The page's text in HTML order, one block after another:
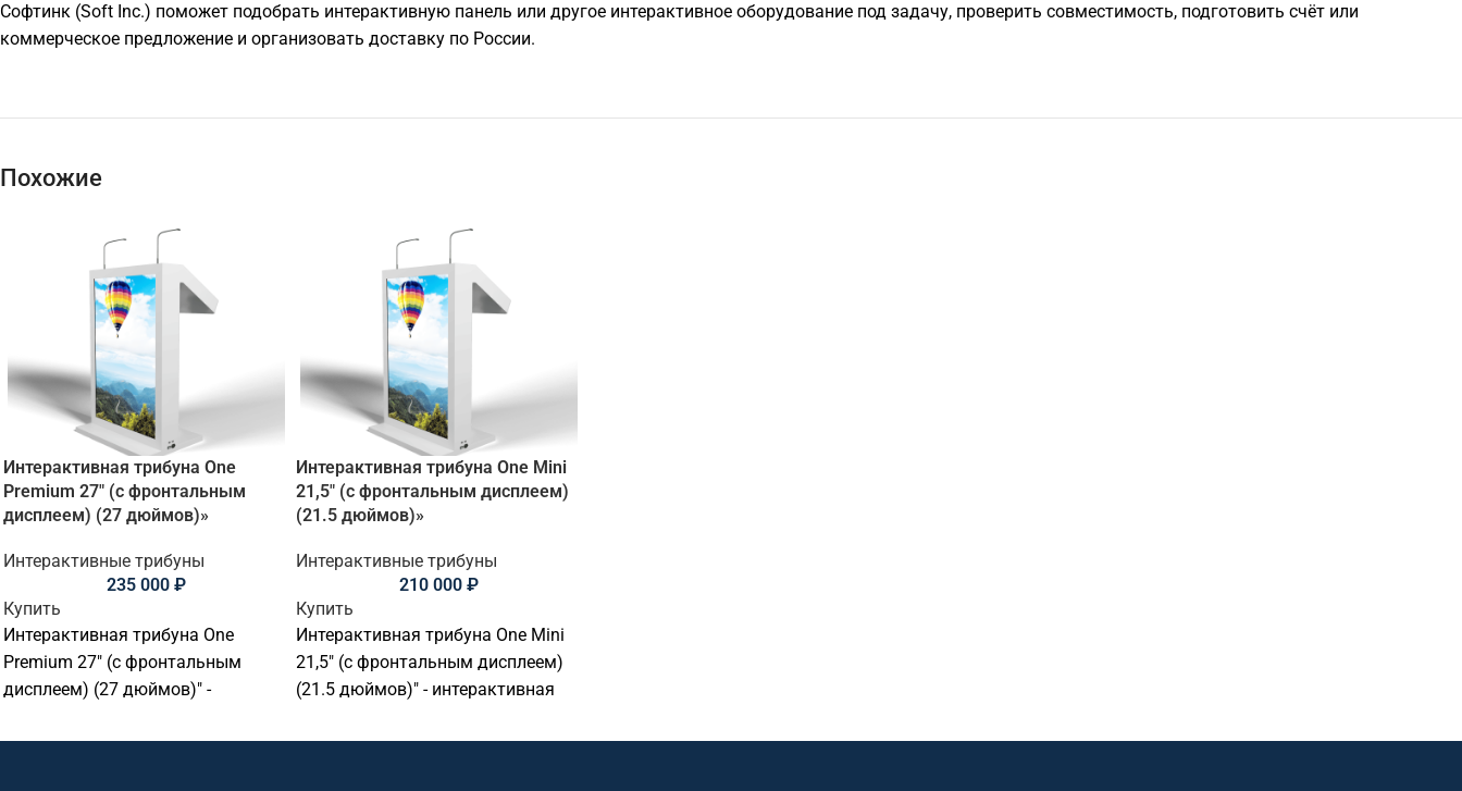
Софтинк (Soft Inc.) поможет подобрать интерактивную панель или другое интерактивное оборудование под задачу, проверить совместимость, подготовить счёт или
коммерческое предложение и организовать доставку по России.
Похожие
Интерактивная трибуна One
Premium 27″ (с фронтальным
дисплеем) (27 дюймов)»
Интерактивные трибуны
235 000 ₽
Купить
Интерактивная трибуна One
Premium 27" (с фронтальным
дисплеем) (27 дюймов)" -
лекториев, конференц-залов,
Интерактивная трибуна One Mini
21,5″ (с фронтальным дисплеем)
(21.5 дюймов)»
Интерактивные трибуны
210 000 ₽
Купить
Интерактивная трибуна One Mini
21,5" (с фронтальным дисплеем)
(21.5 дюймов)" - интерактивная
конференц-залов, актовых залов и